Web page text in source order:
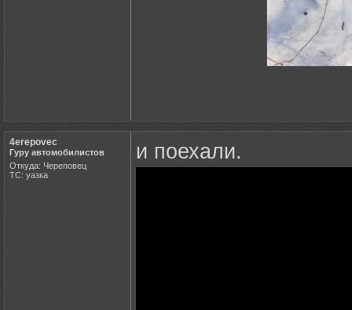
4erepovec
Гуру автомобилистов
Откуда: Череповец
ТС: уазка
и поехали.